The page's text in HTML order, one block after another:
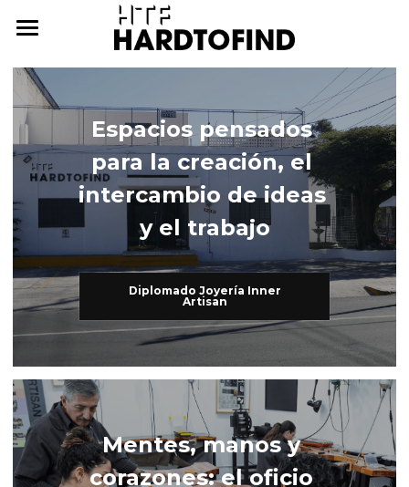
THE WHAT
The What
Inner Artisan
International Workshops
Further Studies
Try Hard
THE WHO
The Who
At Home
Family
Dear Friends
THE WHY
THE HOW
ONLINE CAMPUS
THE ARCHIVE
cursos@htf.org.mx
Espacios pensados
para la creación, el
intercambio de ideas
y el trabajo
Diplomado Joyería Inner
Artisan
Mentes, manos y
corazones: el oficio